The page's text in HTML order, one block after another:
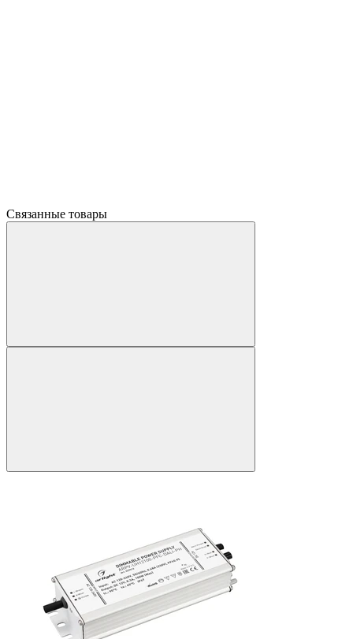
Связанные товары